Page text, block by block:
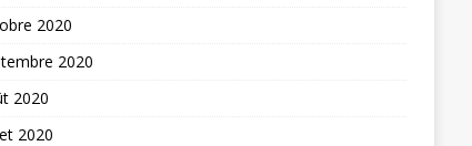
2020
2020
2020
2020